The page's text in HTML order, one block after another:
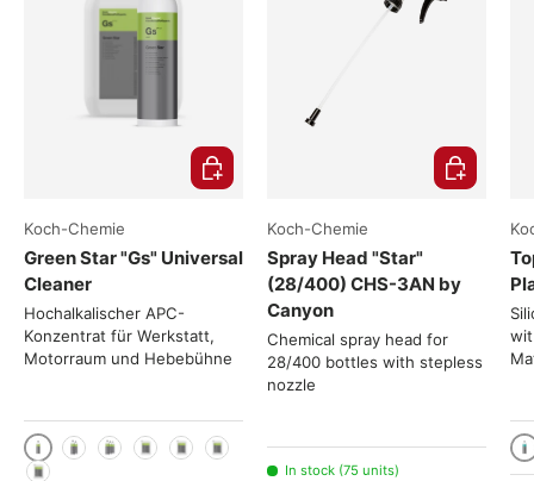
Koch-Chemie
Green Star "Gs" Universal
Cleaner
Hochalkalischer APC-
Konzentrat für Werkstatt,
Motorraum und Hebebühne
1000 ml / 1 liter
Choose options
Koch-Chemie
Spray Head "Star"
(28/400) CHS-3AN by
Canyon
Chemical spray head for
28/400 bottles with stepless
nozzle
In stock (75 units)
Add to cart